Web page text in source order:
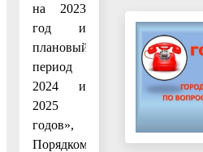
на 2023
год и
плановый
период
2024 и
2025
годов»,
Порядком